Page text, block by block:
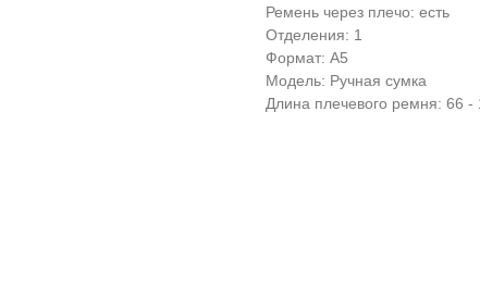
Ремень через плечо: есть
Отделения: 1
Формат: А5
Модель: Ручная сумка
Длина плечевого ремня: 66